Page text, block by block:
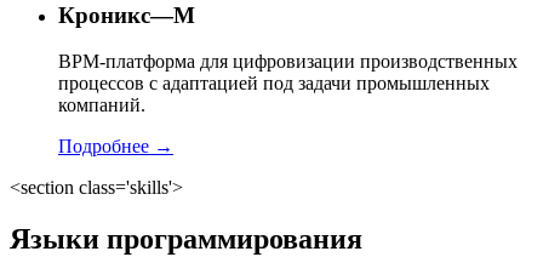
Кроникс—М
BPM-платформа для цифровизации производственных
процессов с адаптацией под задачи промышленных
компаний.
Подробнее →
<section class='skills'>
Языки программирования